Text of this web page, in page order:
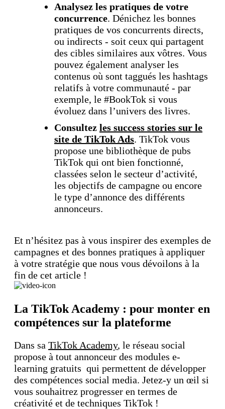
Analysez les pratiques de votre
concurrence. Dénichez les bonnes
pratiques de vos concurrents directs,
ou indirects - soit ceux qui partagent
des cibles similaires aux vôtres. Vous
pouvez également analyser les
contenus où sont taggués les hashtags
relatifs à votre communauté - par
exemple, le #BookTok si vous
évoluez dans l’univers des livres.
Consultez les success stories sur le
site de TikTok Ads. TikTok vous
propose une bibliothèque de pubs
TikTok qui ont bien fonctionné,
classées selon le secteur d’activité,
les objectifs de campagne ou encore
le type d’annonce des différents
annonceurs.
Et n’hésitez pas à vous inspirer des exemples de
campagnes et des bonnes pratiques à appliquer
à votre stratégie que nous vous dévoilons à la
fin de cet article !
La TikTok Academy : pour monter en
compétences sur la plateforme
Dans sa TikTok Academy, le réseau social
propose à tout annonceur des modules e-
learning gratuits qui permettent de développer
des compétences social media. Jetez-y un œil si
vous souhaitrez progresser en termes de
créativité et de techniques TikTok !